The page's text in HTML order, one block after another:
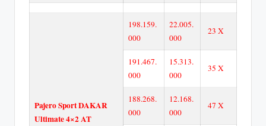
Pajero Sport DAKAR
Ultimate 4×2 AT
198.159.
000
22.005.
000
23 X
191.467.
000
15.313.
000
35 X
188.268.
000
12.168.
000
47 X